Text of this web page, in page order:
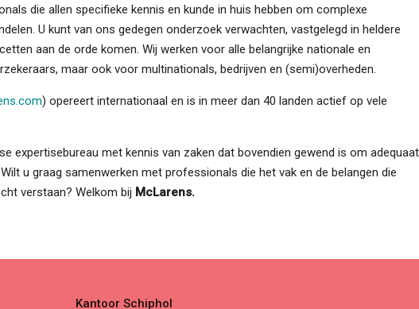
die allen specifieke kennis en kunde in huis hebben om complexe
U kunt van ons gedegen onderzoek verwachten, vastgelegd in heldere
aan de orde komen. Wij werken voor alle belangrijke nationale en
maar ook voor multinationals, bedrijven en (semi)overheden.
) opereert internationaal en is in meer dan 40 landen actief op vele
expertisebureau met kennis van zaken dat bovendien gewend is om adequaat
u graag samenwerken met professionals die het vak en de belangen die
verstaan? Welkom bij McLarens.
Kantoor Schiphol